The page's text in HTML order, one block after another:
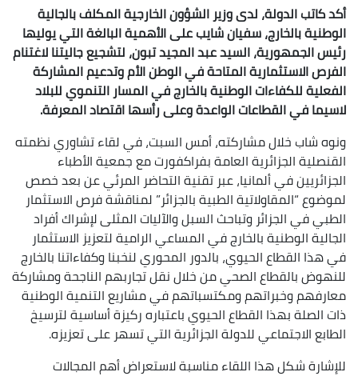
أكد كاتب الدولة، لدى وزير الشؤون الخارجية المكلف بالجالية
الوطنية بالخارج، سفيان شايب على الأهمية البالغة التي يوليها
رئيس الجمهورية، السيد عبد المجيد تبون، لتشجيع جاليتنا لاغتنام
الفرص الاستثمارية المتاحة في الوطن الأم وتدعيم المشاركة
الفعلية للكفاءات الوطنية بالخارج في المسار التنموي للبلاد
لاسيما في القطاعات الواعدة وعلى رأسها اقتصاد المعرفة.
ونوه شاب خلال مشاركته، أمس السبت، في لقاء تشاوري نظمته
القنصلية الجزائرية العامة بفراكفورت مع جمعية الأطباء
الجزائريين في ألمانيا، عبر تقنية التحاضر المرئي عن بعد خصص
لموضوع “المقاولاتية الطبية بالجزائر” لمناقشة فرص الاستثمار
الطبي في الجزائر وتباحث السبل والآليات المثلى لإشراك أفراد
الجالية الوطنية بالخارج في المساعي الرامية لتعزيز الاستثمار
في هذا القطاع الحيوي، بالدور المحوري لنخبنا وكفاءاتنا بالخارج
للنهوض بالقطاع الصحي من خلال نقل تجاربهم الناجحة ومشاركة
معارفهم وخبراتهم ومكتسباتهم في مشاريع التنمية الوطنية
ذات الصلة بهذا القطاع الحيوي باعتباره ركيزة أساسية لترسيخ
الطابع الاجتماعي للدولة الجزائرية التي تسهر على تعزيزه.
للإشارة شكل هذا اللقاء مناسبة لاستعراض أهم المجالات